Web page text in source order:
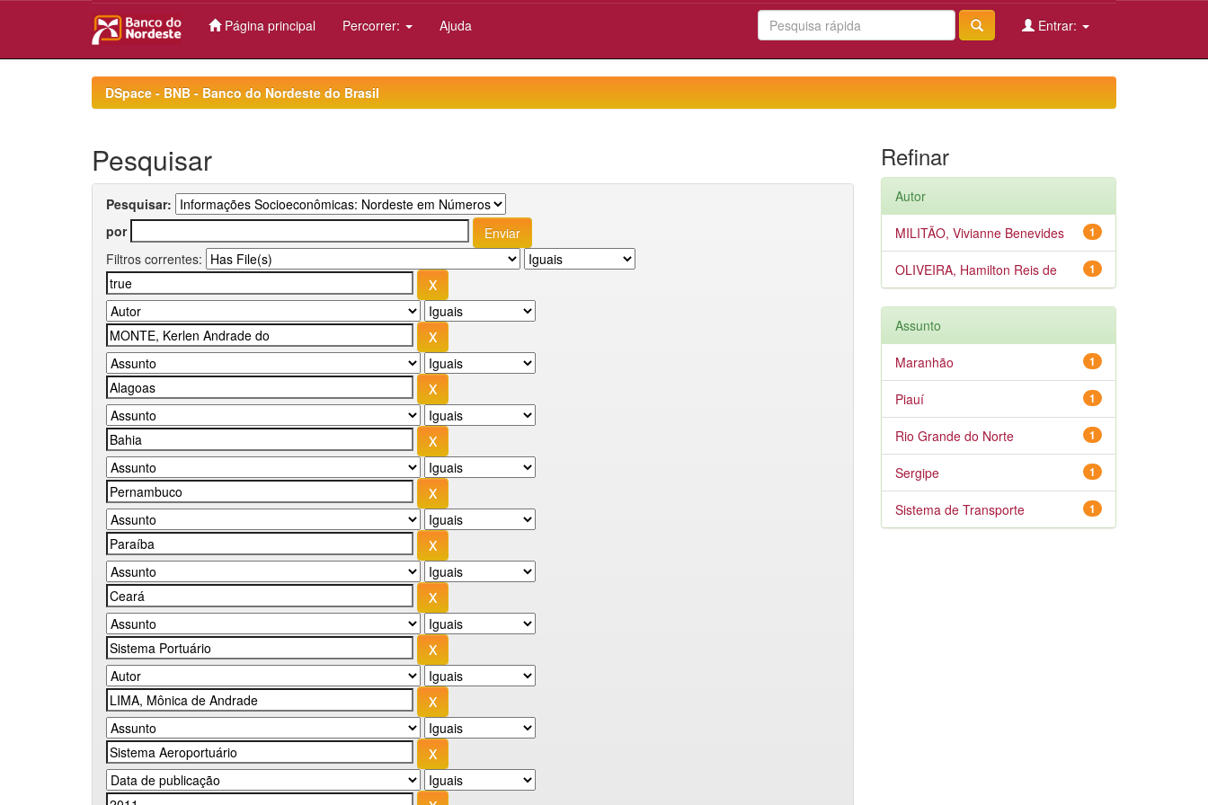
Página principal Percorrer: Ajuda Entrar:
DSpace - BNB - Banco do Nordeste do Brasil
Pesquisar
Pesquisar:
por
Filtros correntes:
Refinar
Autor
1
MILITÃO, Vivianne Benevides
1
OLIVEIRA, Hamilton Reis de
Assunto
1
Maranhão
1
Piauí
1
Rio Grande do Norte
1
Sergipe
1
Sistema de Transporte